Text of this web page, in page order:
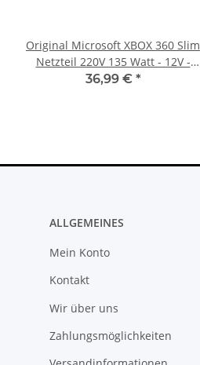
Original Microsoft XBOX 360 Slim
Netzteil 220V 135 Watt - 12V -
10.83A * gebraucht
36,99 € *
ALLGEMEINES
Mein Konto
Kontakt
Wir über uns
Zahlungsmöglichkeiten